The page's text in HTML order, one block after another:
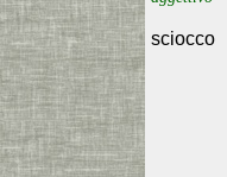
sciocco